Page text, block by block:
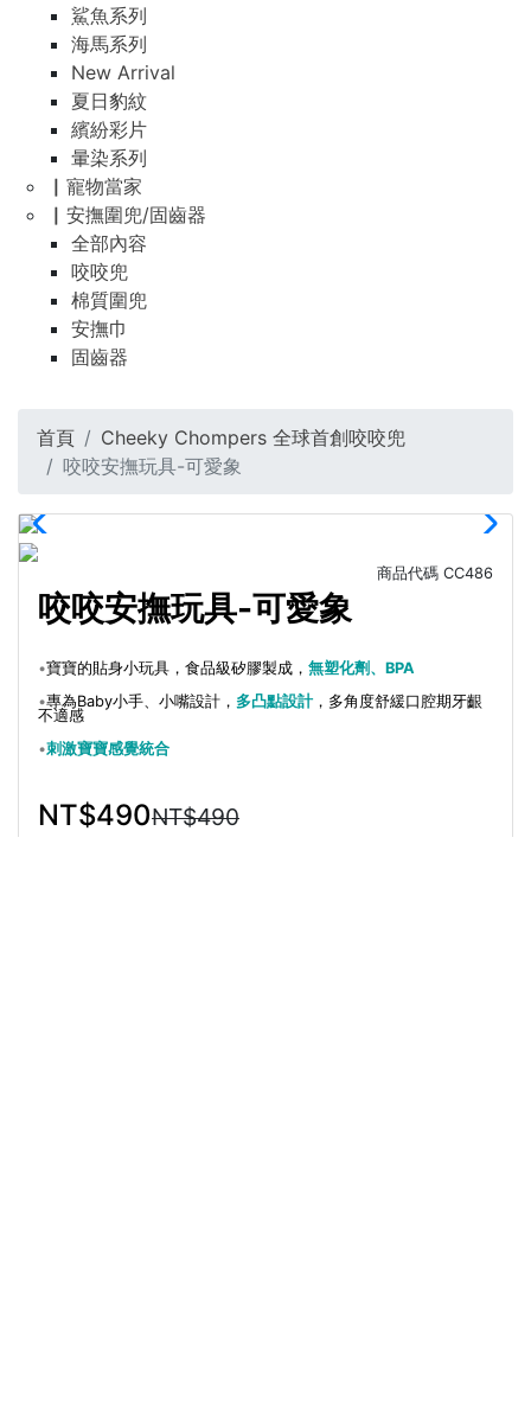
鯊魚系列
海馬系列
New Arrival
夏日豹紋
繽紛彩片
暈染系列
▏寵物當家
▏安撫圍兜/固齒器
全部內容
咬咬兜
棉質圍兜
安撫巾
固齒器
首頁
Cheeky Chompers 全球首創咬咬兜
咬咬安撫玩具-可愛象
商品代碼 CC486
咬咬安撫玩具-可愛象
•寶寶的貼身小玩具，食品級矽膠製成， 無塑化劑、BPA
•專為Baby小手、小嘴設計， 多凸點設計，多角度舒緩口腔期牙齦
不適感
•刺激寶寶感覺統合
NT$490NT$490